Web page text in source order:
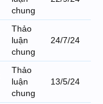
chung
Thảo
luận
chung
24/7/24
Thảo
luận
chung
13/5/24